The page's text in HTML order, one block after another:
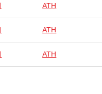
ATH
ATH
ATH